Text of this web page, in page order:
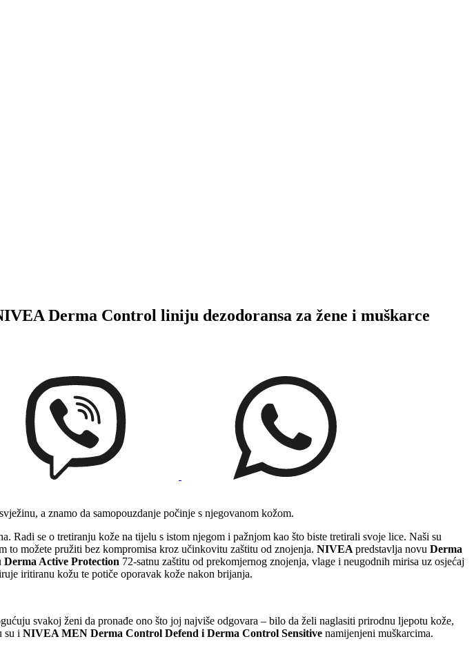
Derma Control liniju dezodoransa za žene i muškarce
a znamo da samopouzdanje počinje s njegovanom kožom.
se o tretiranju kože na tijelu s istom njegom i pažnjom kao što biste tretirali svoje lice. Naši su
to možete pružiti bez kompromisa kroz učinkovitu zaštitu od znojenja. NIVEA predstavlja novu Derma
Derma Active Protection 72-satnu zaštitu od prekomjernog znojenja, vlage i neugodnih mirisa uz osjećaj
iritiranu kožu te potiče oporavak kože nakon brijanja.
svakoj ženi da pronađe ono što joj najviše odgovara – bilo da želi naglasiti prirodnu ljepotu kože,
su i NIVEA MEN Derma Control Defend i Derma Control Sensitive namijenjeni muškarcima.